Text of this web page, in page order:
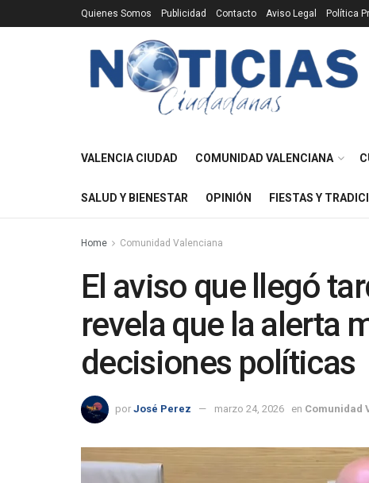
Quienes Somos Publicidad Contacto Aviso Legal Política
VALENCIA CIUDAD COMUNIDAD VALENCIANA
SALUD Y BIENESTAR OPINIÓN FIESTAS Y
Home Comunidad Valenciana
El aviso que llegó
revela que la alerta
decisiones políticas
por José Perez marzo 24, 2026 en Comunidad